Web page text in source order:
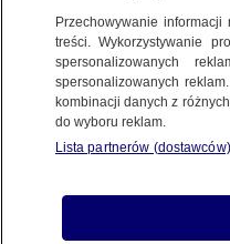
Jacek Tacik
11.05.2026, 06:08
Posłuchaj artykułu
Czyta lektor AI
Przechowywanie
treści. Wykorzystywanie
spersonalizowanych
spersonalizowanych
kombinacji danych z
do wyboru reklam.
Lista partnerów (dostawców)